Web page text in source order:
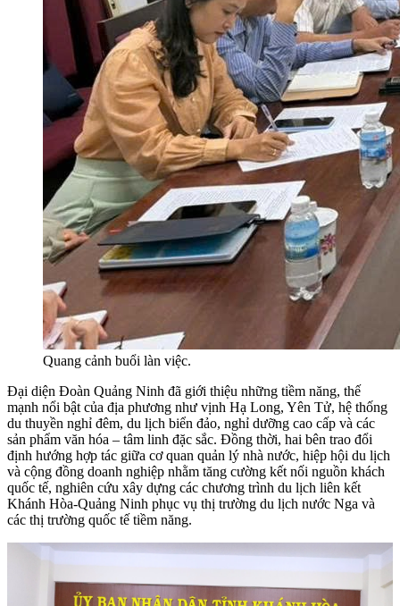
Quang cảnh buổi làn việc.
Đại diện Đoàn Quảng Ninh đã giới thiệu những tiềm năng, thế
mạnh nổi bật của địa phương như vịnh Hạ Long, Yên Tử, hệ thống
du thuyền nghỉ đêm, du lịch biển đảo, nghỉ dưỡng cao cấp và các
sản phẩm văn hóa – tâm linh đặc sắc. Đồng thời, hai bên trao đổi
định hướng hợp tác giữa cơ quan quản lý nhà nước, hiệp hội du lịch
và cộng đồng doanh nghiệp nhằm tăng cường kết nối nguồn khách
quốc tế, nghiên cứu xây dựng các chương trình du lịch liên kết
Khánh Hòa-Quảng Ninh phục vụ thị trường du lịch nước Nga và
các thị trường quốc tế tiềm năng.